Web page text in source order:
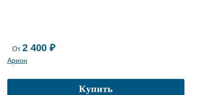
От2 400 ₽
Арион
Купить